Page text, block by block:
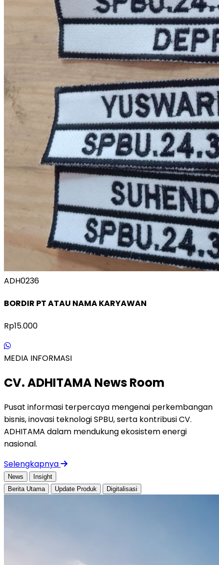
ADH0236
BORDIR PT ATAU NAMA KARYAWAN
Rp15.000
MEDIA INFORMASI
CV. ADHITAMA News Room
Pusat informasi terpercaya mengenai perkembangan
bisnis, inovasi teknologi SPBU, serta kontribusi CV.
ADHITAMA dalam mendukung ekosistem energi
nasional.
Selengkapnya
News
Insight
Berita Utama
Update Produk Digitalisasi